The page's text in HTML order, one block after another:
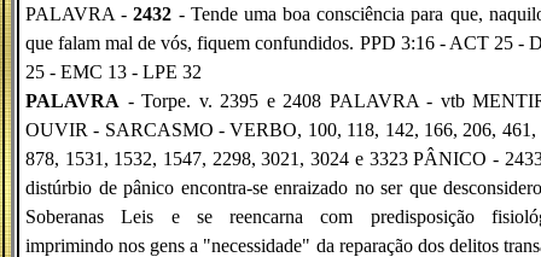
PALAVRA -2432 - Tende uma boa consciência para que,
que falam mal de vós, fiquem confundidos. PPD 3:16 - ACT 25 -
25 - EMC 13 - LPE 32
PALAVRA - Torpe. v. 2395 e 2408 PALAVRA - vtb
OUVIR - SARCASMO - VERBO, 100, 118, 142, 166, 206, 461,
878, 1531, 1532, 1547, 2298, 3021, 3024 e 3323 PÂNICO -
distúrbio de pânico encontra-se enraizado no ser que
Soberanas Leis e se reencarna com predisposição
imprimindo nos gens a "necessidade" da reparação dos delitos